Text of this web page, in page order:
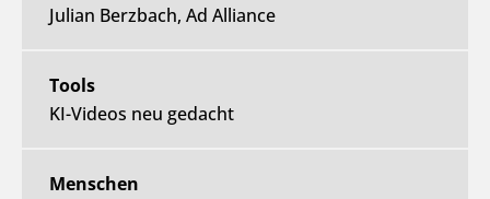
Julian Berzbach, Ad Alliance
Tools
KI-Videos neu gedacht
Menschen